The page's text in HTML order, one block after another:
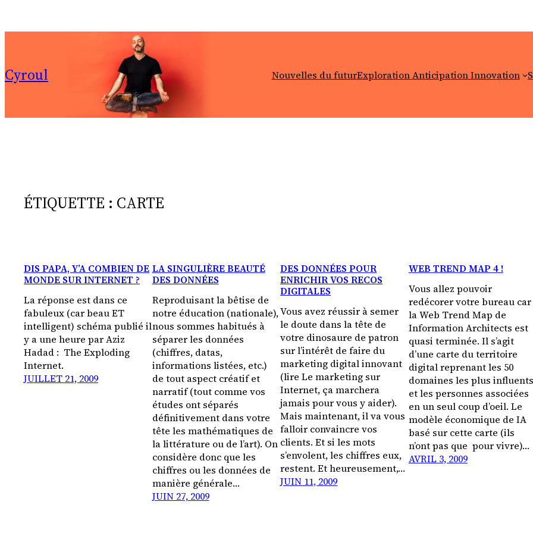
Cyroul Nouvelles du futurExploration Anticipation Innovation
ÉTIQUETTE : CARTE
DIS PAPA, Y’A COMBIEN DE
MONDE SUR INTERNET ?
La réponse est dans ce
fabuleux (car beau ET
intelligent) schéma publié il
y a une heure par Aziz
Hadad : The Exploding
Internet.
JUILLET 21, 2009
LA SINGULIÈRE BEAUTÉ
DES DONNÉES
Reproduisant la bêtise de
notre éducation (nationale),
nous sommes habitués à
séparer les données
(chiffres, datas,
informations listées, etc.)
de tout aspect créatif et
narratif (tout comme vos
études ont séparés
définitivement dans votre
tête les mathématiques de
la littérature ou de l’art). On
considère donc que les
chiffres ou les données de
manière générale…
JUIN 27, 2009
DES DONNÉES POUR
ENRICHIR VOS RECOS
DIGITALES
Vous avez réussir à semer
le doute dans la tête de
votre dinosaure de patron
sur l’intérêt de faire du
marketing digital innovant
(lire Le marketing sur
Internet, ça marchera
jamais pour vous y aider).
Mais maintenant, il va vous
falloir convaincre vos
clients. Et si les mots
s’envolent, les chiffres eux,
restent. Et heureusement,…
JUIN 11, 2009
WEB TREND MAP 4 !
Vous allez pouvoir
redécorer votre bureau car
la Web Trend Map de
Information Architects est
quasi terminée. Il s’agit
d’une carte du territoire
digital reprenant les 50
domaines les plus influents
et les personnes associées
en un seul coup d’oeil. Le
modèle économique de IA
basé sur cette carte (ils
n’ont pas que pour vivre)…
AVRIL 3, 2009